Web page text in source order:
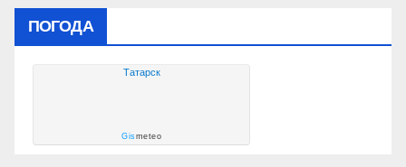
ПОГОДА
Татарск
Gismeteo